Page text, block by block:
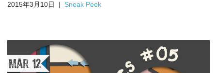
プ
2015年3月10日 Sneak Peek